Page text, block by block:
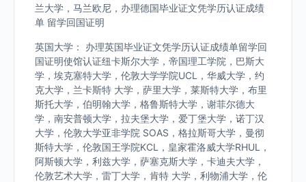
兰大学，马兰欧尼，办理德国毕业证文凭学历认证成绩
单 留学回国证明
英国大学： 办理英国毕业证文凭学历认证成绩单留学回
国证明使馆认证纽卡斯尔大学，帝国理工学院，巴斯大
学，埃克塞特大学，伦敦大学学院UCL，华威大学，约
克大学，兰卡斯特 大学，萨里大学，莱斯特大学，布里
斯托大学，伯明翰大学，格鲁斯特大学，谢菲尔德大
学，南安普顿大学，拉夫堡大学，爱丁堡大学，诺丁汉
大学，伦敦大学亚非学院 SOAS，格拉斯哥大学，曼彻
斯特大学，伦敦国王学院KCL，皇家霍洛威大学RHUL，
阿斯顿大学，利兹大学，萨塞克斯大学，卡迪夫大学，
伦敦艺术大学，雷丁大学，肯特 大学，利物浦大学，伦